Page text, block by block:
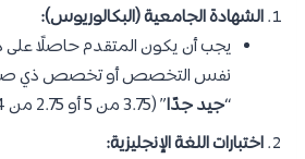
الشهادة الجامعية (البكالوريوس):
يجب أن يكون المتقدم حاصلًا على
نفس التخصص أو تخصص ذي
“جيد جدًا” (3.75 من 5 أو 2.75 من 4).
اختبارات اللغة الإنجليزية: